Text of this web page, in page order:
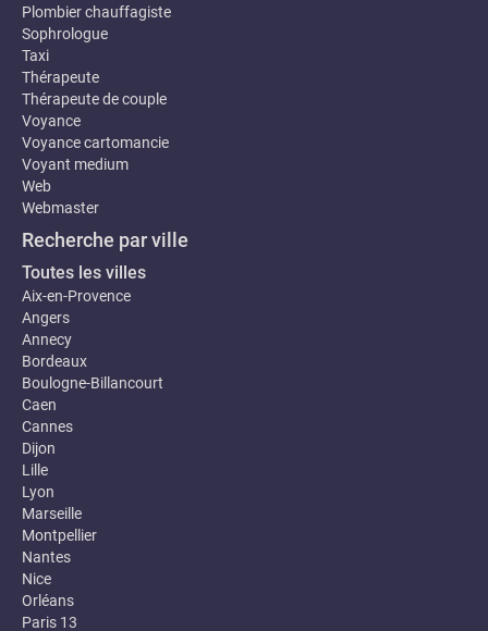
Plombier chauffagiste
Sophrologue
Taxi
Thérapeute
Thérapeute de couple
Voyance
Voyance cartomancie
Voyant medium
Web
Webmaster
Recherche par ville
Toutes les villes
Aix-en-Provence
Angers
Annecy
Bordeaux
Boulogne-Billancourt
Caen
Cannes
Dijon
Lille
Lyon
Marseille
Montpellier
Nantes
Nice
Orléans
Paris 13